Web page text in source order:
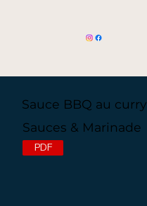
Sauce BBQ au curry
Sauces & Marinade
PDF